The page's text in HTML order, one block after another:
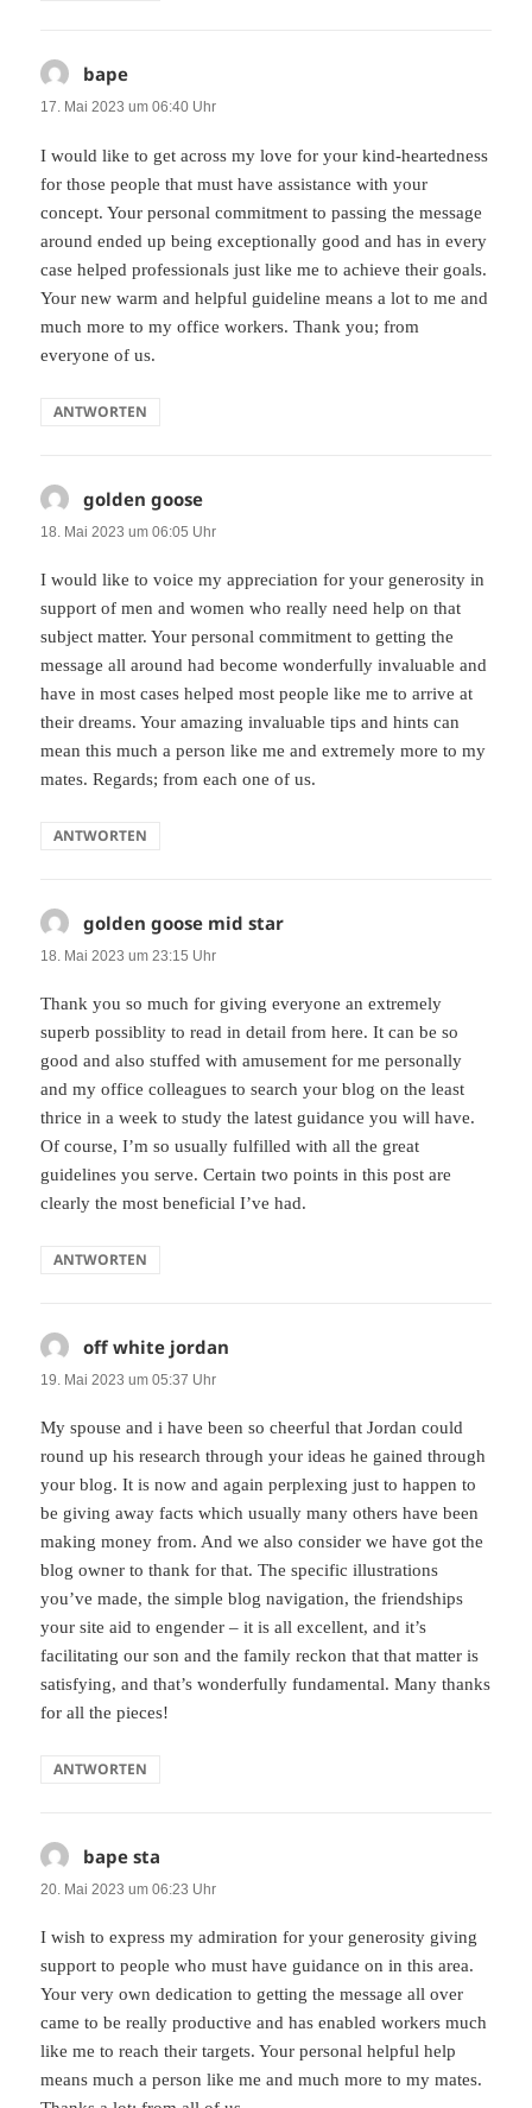
bape
17. Mai 2023 um 06:40 Uhr
I would like to get across my love for your kind-heartedness
for those people that must have assistance with your
concept. Your personal commitment to passing the message
around ended up being exceptionally good and has in every
case helped professionals just like me to achieve their goals.
Your new warm and helpful guideline means a lot to me and
much more to my office workers. Thank you; from
everyone of us.
ANTWORTEN
golden goose
18. Mai 2023 um 06:05 Uhr
I would like to voice my appreciation for your generosity in
support of men and women who really need help on that
subject matter. Your personal commitment to getting the
message all around had become wonderfully invaluable and
have in most cases helped most people like me to arrive at
their dreams. Your amazing invaluable tips and hints can
mean this much a person like me and extremely more to my
mates. Regards; from each one of us.
ANTWORTEN
golden goose mid star
18. Mai 2023 um 23:15 Uhr
Thank you so much for giving everyone an extremely
superb possiblity to read in detail from here. It can be so
good and also stuffed with amusement for me personally
and my office colleagues to search your blog on the least
thrice in a week to study the latest guidance you will have.
Of course, I’m so usually fulfilled with all the great
guidelines you serve. Certain two points in this post are
clearly the most beneficial I’ve had.
ANTWORTEN
off white jordan
19. Mai 2023 um 05:37 Uhr
My spouse and i have been so cheerful that Jordan could
round up his research through your ideas he gained through
your blog. It is now and again perplexing just to happen to
be giving away facts which usually many others have been
making money from. And we also consider we have got the
blog owner to thank for that. The specific illustrations
you’ve made, the simple blog navigation, the friendships
your site aid to engender – it is all excellent, and it’s
facilitating our son and the family reckon that that matter is
satisfying, and that’s wonderfully fundamental. Many thanks
for all the pieces!
ANTWORTEN
bape sta
20. Mai 2023 um 06:23 Uhr
I wish to express my admiration for your generosity giving
support to people who must have guidance on in this area.
Your very own dedication to getting the message all over
came to be really productive and has enabled workers much
like me to reach their targets. Your personal helpful help
means much a person like me and much more to my mates.